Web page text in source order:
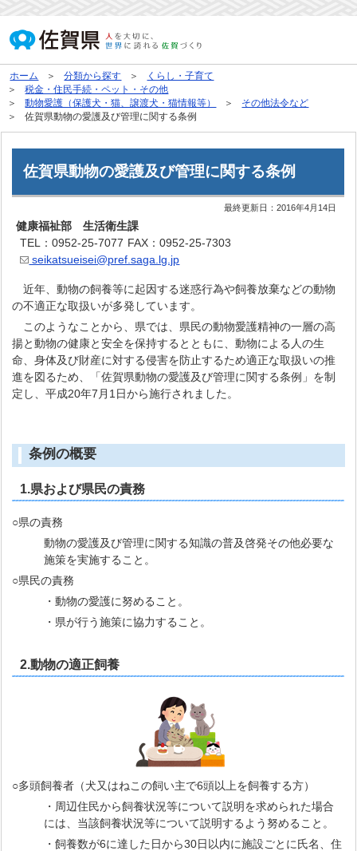
ホーム 分類から探す
くらし・子育て
税金・住民手続・ペット・その他
動物愛護（保護犬・猫、譲渡犬・猫情報等）
その他法令など
佐賀県動物の愛護及び管理に関する条例
佐賀県動物の愛護及び管理に関する条例
最終更新日：2016年4月14日
健康福祉部 生活衛生課
TEL：0952-25-7077 FAX：0952-25-7303
seikatsueisei@pref.saga.lg.jp
近年、動物の飼養等に起因する迷惑行為や飼養放棄などの動物
の不適正な取扱いが多発しています。
このようなことから、県では、県民の動物愛護精神の一層の高
揚と動物の健康と安全を保持するとともに、動物による人の生
命、身体及び財産に対する侵害を防止するため適正な取扱いの推
進を図るため、「佐賀県動物の愛護及び管理に関する条例」を制
定し、平成20年7月1日から施行されました。
条例の概要
1.県および県民の責務
○県の責務
動物の愛護及び管理に関する知識の普及啓発その他必要な
施策を実施すること。
○県民の責務
・動物の愛護に努めること。
・県が行う施策に協力すること。
2.動物の適正飼養
○多頭飼養者（犬又はねこの飼い主で6頭以上を飼養する方）
・周辺住民から飼養状況等について説明を求められた場合
には、当該飼養状況等について説明するよう努めること。
・飼養数が6に達した日から30日以内に施設ごとに氏名、住